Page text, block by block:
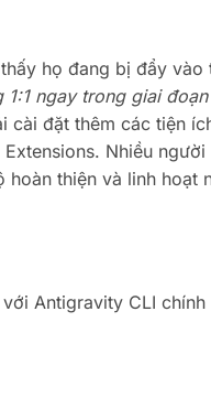
họ đang bị đẩy vào
1:1 ngay trong giai đoạn
cài đặt thêm các tiện
Nhiều người
thiện và linh hoạt
Antigravity CLI chính